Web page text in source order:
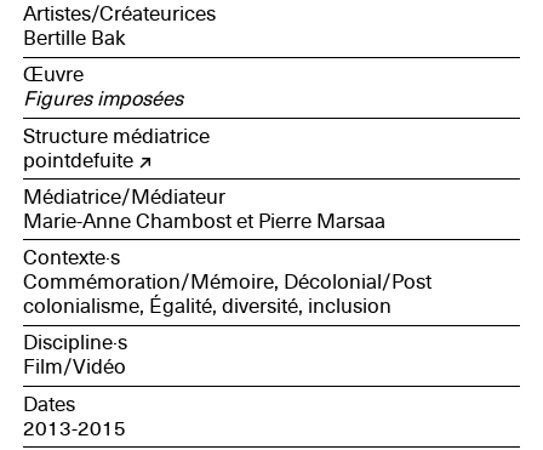
Artistes/Créateurices
Bertille Bak
Œuvre
Figures imposées
Structure médiatrice
pointdefuite
Médiatrice/Médiateur
Marie-Anne Chambost et Pierre Marsaa
Contexte·s
Commémoration/Mémoire, Décolonial/Post
colonialisme, Égalité, diversité, inclusion
Discipline·s
Film/Vidéo
Dates
2013-2015